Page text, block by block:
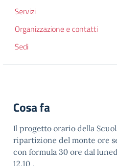
Servizi
Organizzazione e contatti
Sedi
Cosa fa
Il progetto orario della
ripartizione del monte ore
con formula 30 ore dal
12.10 .